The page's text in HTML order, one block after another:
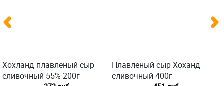
Хохланд плавленый сыр
сливочный 55% 200г
Плавленый сыр Хоханд
сливочный 400г